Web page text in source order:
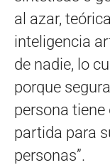
al azar,
inteligencia
de nadie, lo
porque
persona tiene
partida para
personas”.